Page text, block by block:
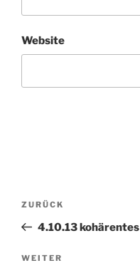
Website
Beitragsnavigation
Vorheriger
Beitrag
ZURÜCK
4.10.13
Nächster
WEITER